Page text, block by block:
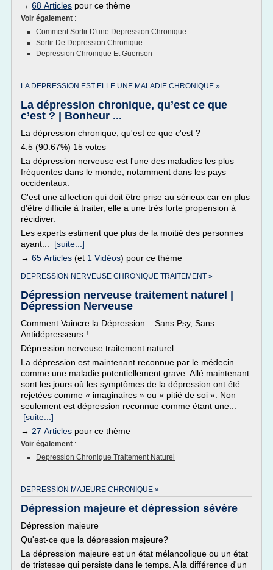
→ 68 Articles pour ce thème
Voir également :
Comment Sortir D'une Depression Chronique
Sortir De Depression Chronique
Depression Chronique Et Guerison
LA DEPRESSION EST ELLE UNE MALADIE CHRONIQUE »
La dépression chronique, qu’est ce que
c’est ? | Bonheur ...
La dépression chronique, qu'est ce que c'est ?
4.5 (90.67%) 15 votes
La dépression nerveuse est l'une des maladies les plus
fréquentes dans le monde, notamment dans les pays
occidentaux.
C'est une affection qui doit être prise au sérieux car en plus
d'être difficile à traiter, elle a une très forte propension à
récidiver.
Les experts estiment que plus de la moitié des personnes
ayant... [suite...]
→ 65 Articles (et 1 Vidéos) pour ce thème
DEPRESSION NERVEUSE CHRONIQUE TRAITEMENT »
Dépression nerveuse traitement naturel |
Dépression Nerveuse
Comment Vaincre la Dépression... Sans Psy, Sans
Antidépresseurs !
Dépression nerveuse traitement naturel
La dépression est maintenant reconnue par le médecin
comme une maladie potentiellement grave. Allé maintenant
sont les jours où les symptômes de la dépression ont été
rejetées comme « imaginaires » ou « pitié de soi ». Non
seulement est dépression reconnue comme étant une...
[suite...]
→ 27 Articles pour ce thème
Voir également :
Depression Chronique Traitement Naturel
DEPRESSION MAJEURE CHRONIQUE »
Dépression majeure et dépression sévère
Dépression majeure
Qu'est-ce que la dépression majeure?
La dépression majeure est un état mélancolique ou un état
de tristesse qui persiste dans le temps. A la différence d'un